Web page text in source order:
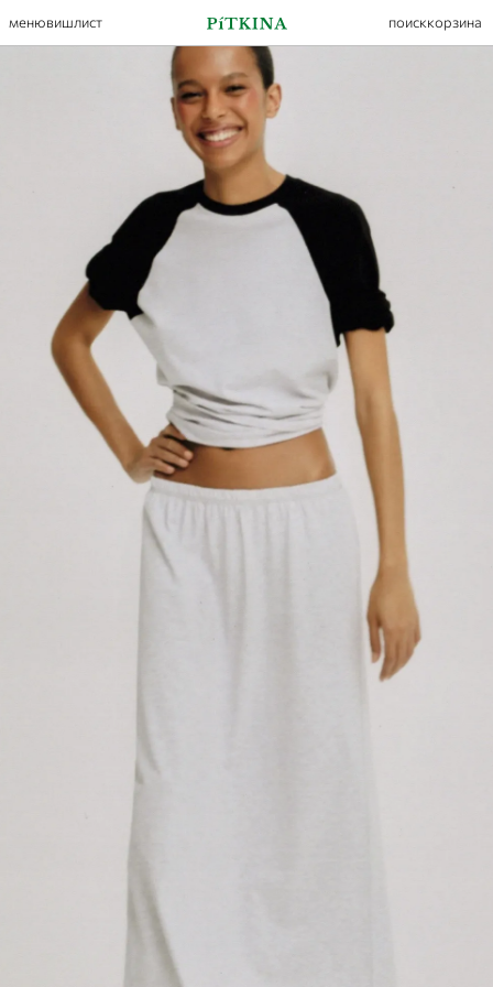
менювишлист поисккорзина